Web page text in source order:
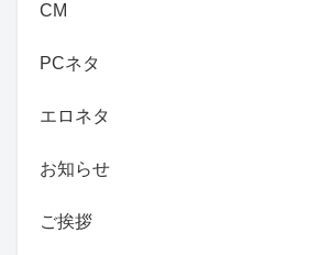
CM
PCネタ
エロネタ
お知らせ
ご挨拶